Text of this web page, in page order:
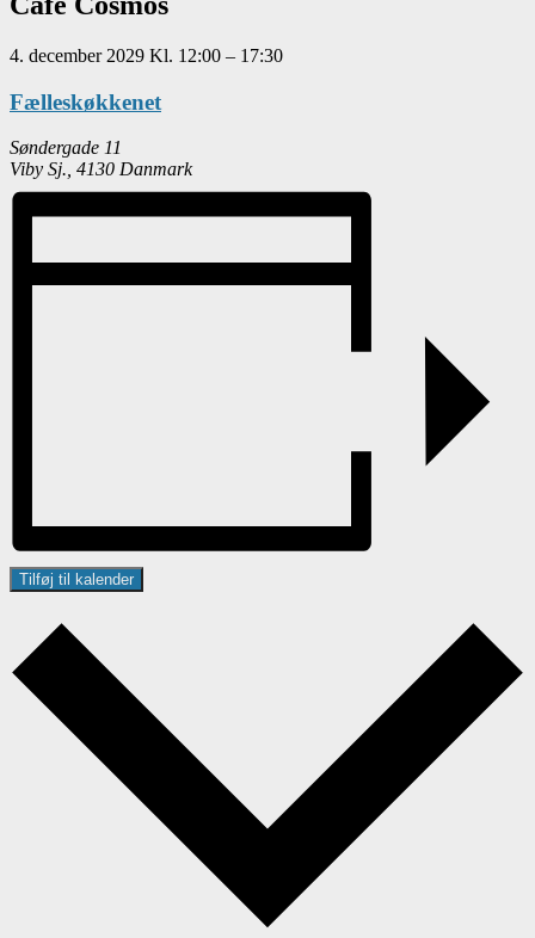
4. december 2029 Kl. 12:00 – 17:30
Fælleskøkkenet
Søndergade 11
Viby Sj. 4130 Danmark
Tilføj til kalender